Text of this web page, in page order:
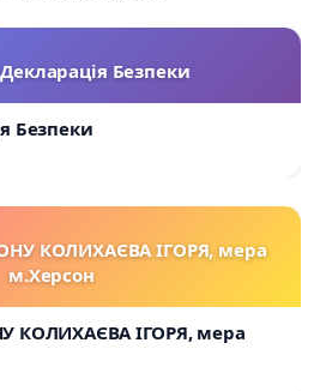
Безпеки
Безпеки
КОЛИХАЄВА ІГОРЯ, мера
м.Херсон
КОЛИХАЄВА ІГОРЯ, мера